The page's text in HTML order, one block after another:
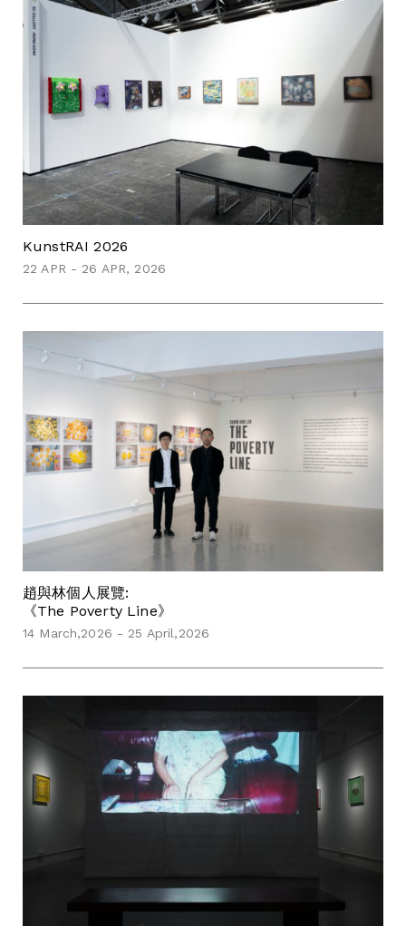
KunstRAI 2026
22 APR - 26 APR, 2026
趙與林個人展覽:
《The Poverty Line》
14 March,2026 - 25 April,2026